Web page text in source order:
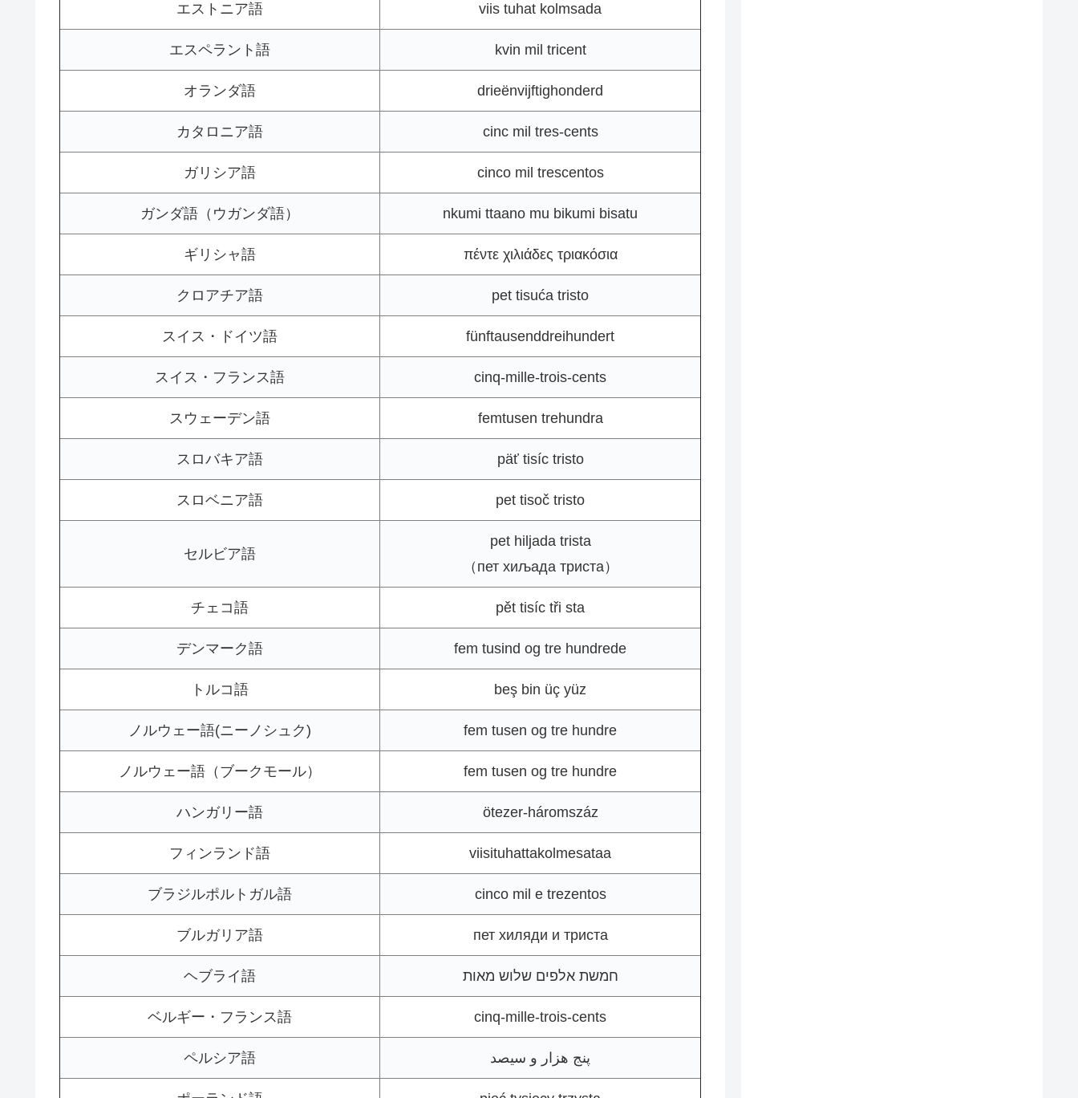
エストニア語 viis tuhat kolmsada
エスペラント語 kvin mil tricent
オランダ語 drieënvijftighonderd
カタロニア語 cinc mil tres-cents
ガリシア語 cinco mil trescentos
ガンダ語（ウガンダ語） nkumi ttaano mu bikumi bisatu
ギリシャ語 πέντε χιλιάδες τριακόσια
クロアチア語 pet tisuća tristo
スイス・ドイツ語 fünftausenddreihundert
スイス・フランス語 cinq-mille-trois-cents
スウェーデン語 femtusen trehundra
スロバキア語 päť tisíc tristo
スロベニア語 pet tisoč tristo
セルビア語
pet hiljada trista
（пет хиљада триста）
チェコ語 pět tisíc tři sta
デンマーク語 fem tusind og tre hundrede
トルコ語 beş bin üç yüz
ノルウェー語(ニーノシュク) fem tusen og tre hundre
ノルウェー語（ブークモール） fem tusen og tre hundre
ハンガリー語 ötezer-háromszáz
フィンランド語 viisituhattakolmesataa
ブラジルポルトガル語 cinco mil e trezentos
ブルガリア語 пет хиляди и триста
ヘブライ語 חמשת אלפים שלוש מאות
ベルギー・フランス語 cinq-mille-trois-cents
ペルシア語 پنج هزار و سیصد